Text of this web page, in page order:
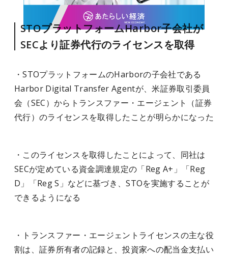
STOプラットフォームHarbor子会社が
SECより証券代行のライセンスを取得
・STOプラットフォームのHarborの子会社である
Harbor Digital Transfer Agentが、米証券取引委員
会（SEC）からトランスファー・エージェント（証券
代行）のライセンスを取得したことが明らかになった
・このライセンスを取得したことによって、同社は
SECが定めている資金調達規定の「Reg A+」「Reg
D」「Reg S」などに基づき、STOを実施することが
できるようになる
・トランスファー・エージェントライセンスの主な役
割は、証券所有者の記録と、投資家への配当金支払い